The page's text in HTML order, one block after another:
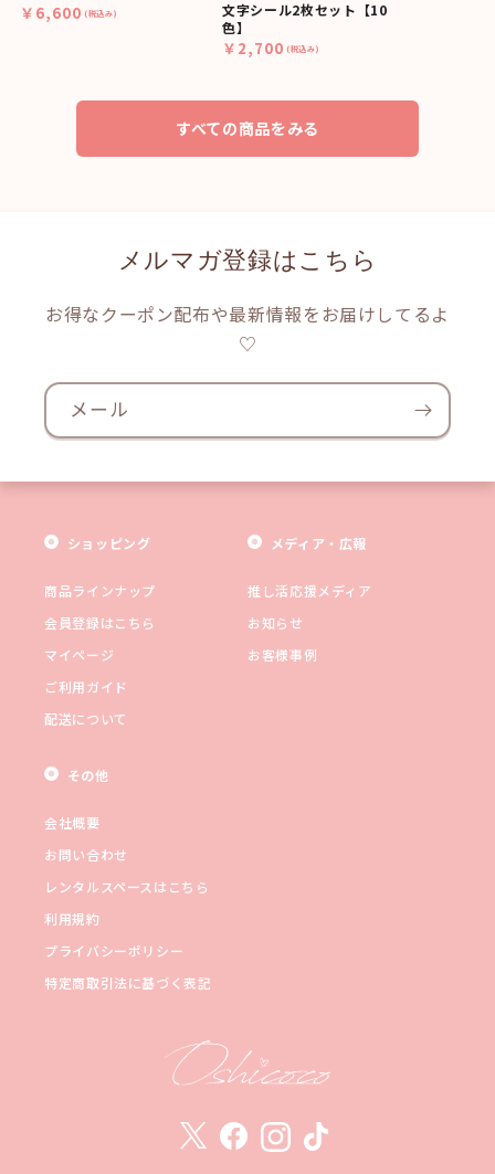
￥6,600 (税込み)
文字シール2枚セット【10
色】
￥2,700 (税込み)
すべての商品をみる
メルマガ登録はこちら
お得なクーポン配布や最新情報をお届けしてるよ
♡
メール
ショッピング
商品ラインナップ
会員登録はこちら
マイページ
ご利用ガイド
配送について
メディア・広報
推し活応援メディア
お知らせ
お客様事例
その他
会社概要
お問い合わせ
レンタルスペースはこちら
利用規約
プライバシーポリシー
特定商取引法に基づく表記